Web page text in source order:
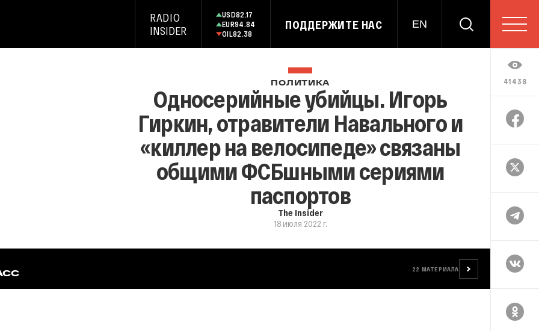
RADIO
INSIDER
USD82.17
EUR94.84
OIL82.38
ПОДДЕРЖИТЕ НАС EN
41438
ПОЛИТИКА
Односерийные убийцы. Игорь
Гиркин, отравители Навального и
«киллер на велосипеде» связаны
общими ФСБшными сериями
паспортов
The Insider
18 июля 2022 г.
22 МАТЕРИАЛА